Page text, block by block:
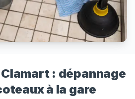
: dépannage
à la gare